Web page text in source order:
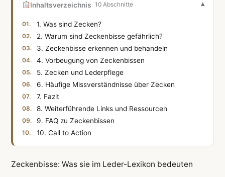
Inhaltsverzeichnis 10 Abschnitte
1. Was sind Zecken?
2. Warum sind Zeckenbisse gefährlich?
3. Zeckenbisse erkennen und behandeln
4. Vorbeugung von Zeckenbissen
5. Zecken und Lederpflege
6. Häufige Missverständnisse über Zecken
7. Fazit
8. Weiterführende Links und Ressourcen
9. FAQ zu Zeckenbissen
10. Call to Action
Zeckenbisse: Was sie im Leder-Lexikon bedeuten